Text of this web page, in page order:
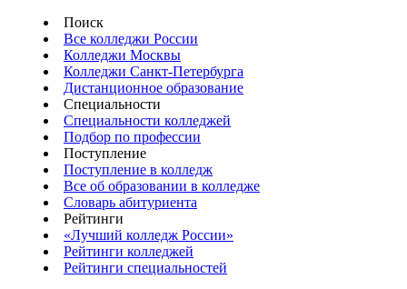
Поиск
Все колледжи России
Колледжи Москвы
Колледжи Санкт-Петербурга
Дистанционное образование
Специальности
Специальности колледжей
Подбор по профессии
Поступление
Поступление в колледж
Все об образовании в колледже
Словарь абитуриента
Рейтинги
«Лучший колледж России»
Рейтинги колледжей
Рейтинги специальностей